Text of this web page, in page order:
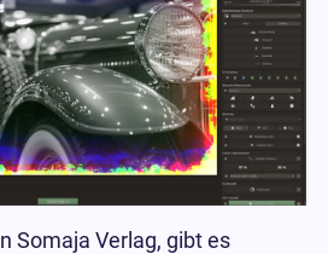
Somaja Verlag, gibt es